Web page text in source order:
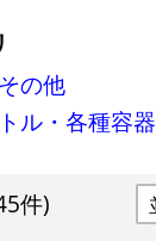
の他
ル・各種容器
件)